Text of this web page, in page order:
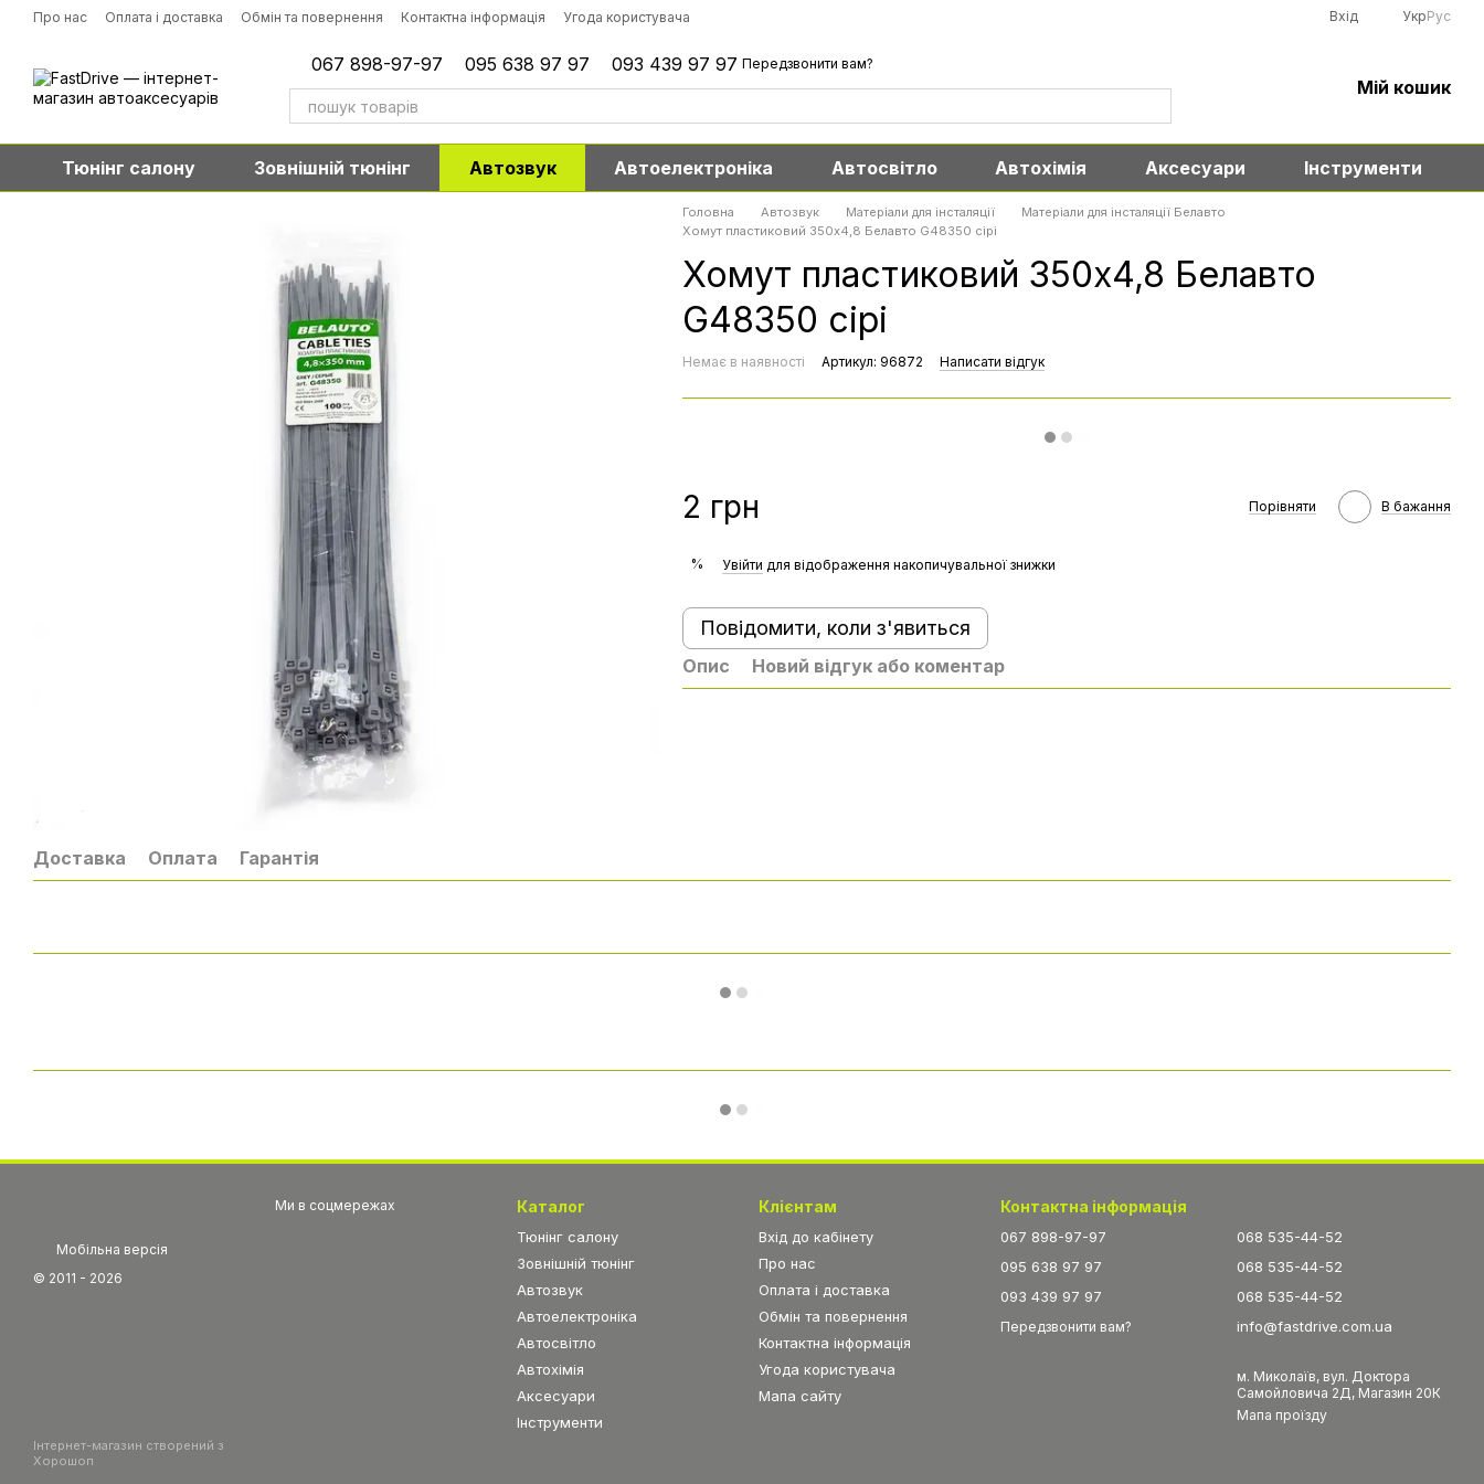
Перейти до основного контенту
Про нас Оплата і доставка Обмін та повернення Контактна інформація Угода користувача Вхід УкрРус
067 898-97-97 095 638 97 97 093 439 97 97 Передзвонити вам?
Мій кошик
Тюнінг салону Зовнішній тюнінг Автозвук Автоелектроніка Автосвітло Автохімія Аксесуари Інструменти
Головна Автозвук Матеріали для інсталяції
Матеріали для інсталяції Белавто
Хомут пластиковий 350х4,8 Белавто G48350 сірі
Хомут пластиковий 350х4,8 Белавто
G48350 сірі
Немає в наявності Артикул: 96872 Написати відгук
2 грн Порівняти В бажання
% Увійти для відображення накопичувальної знижки
Повідомити, коли з'явиться
Опис Новий відгук або коментар
Доставка Оплата Гарантія
Мобільна версія
© 2011 - 2026
Інтернет-магазин створений з
Хорошоп
Ми в соцмережах Каталог
Тюнінг салону
Зовнішній тюнінг
Автозвук
Автоелектроніка
Автосвітло
Автохімія
Аксесуари
Інструменти
Клієнтам
Вхід до кабінету
Про нас
Оплата і доставка
Обмін та повернення
Контактна інформація
Угода користувача
Мапа сайту
Контактна інформація
067 898-97-97
095 638 97 97
093 439 97 97
Передзвонити вам?
068 535-44-52
068 535-44-52
068 535-44-52
info@fastdrive.com.ua
м. Миколаїв, вул. Доктора
Самойловича 2Д, Магазин 20К
Мапа проїзду